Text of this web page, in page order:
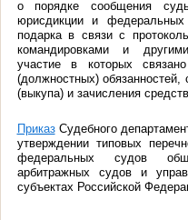
о порядке сообщения
юрисдикции и
подарка в связи с
командировками и
участие в которых
(должностных) обязанностей,
(выкупа) и зачисления
ПриказСудебного
утверждении типовых
федеральных судов
арбитражных судов и
субъектах Российской